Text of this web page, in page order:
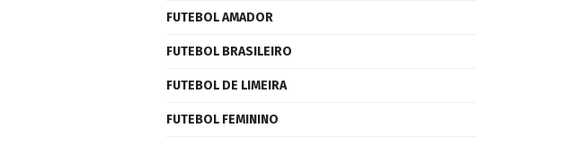
FUTEBOL AMADOR
FUTEBOL BRASILEIRO
FUTEBOL DE LIMEIRA
FUTEBOL FEMININO